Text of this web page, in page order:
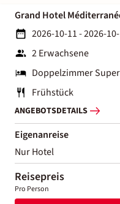
Grand Hotel
2026-10-11 - 2026-
2 Erwachsene
Doppelzimmer
Frühstück
ANGEBOTSDETAILS
Eigenanreise
Nur Hotel
Reisepreis
Pro Person